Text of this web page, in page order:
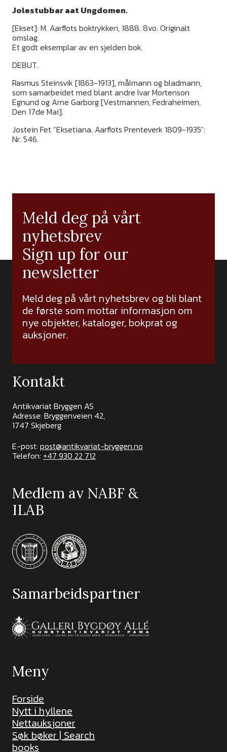
Jolestubbar aat Ungdomen.
[Ekset]: M. Aarflots boktrykkeri, 1888. 8vo. Originalt
omslag.
Et godt eksemplar av en sjelden bok.
DEBUT.
Rasmus Steinsvik [1863-1913], målmann og bladmann,
som samarbeidet med blant andre Ivar Mortenson
Egnund og Arne Garborg [Vestmannen, Fedraheimen,
Den 17de Mai].
Jostein Fet ”Eksetiana. Aarflots Prenteverk 1809-1935”:
Nr. 546.
Meld deg på vårt
nyhetsbrev
Sign up for our
newsletter
Meld deg på vårt nyhetsbrev og bli blant
de første som mottar informasjon om
nye objekter, kataloger, bokprat og
auksjoner.
Kontakt
Antikvariat Bryggen AS
Adresse: Bryggenveien 42,
1747 Skjeberg
E-post: post@antikvariat-bryggen.no
Telefon: +47 930 22 712
Medlem av NABF &
ILAB
Samarbeidspartner
Meny
Forside
Nytt i hyllene
Nettauksjoner
Søk bøker | Search
books